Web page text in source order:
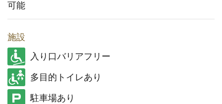
可能
施設
入り口バリアフリー
多目的トイレあり
駐車場あり